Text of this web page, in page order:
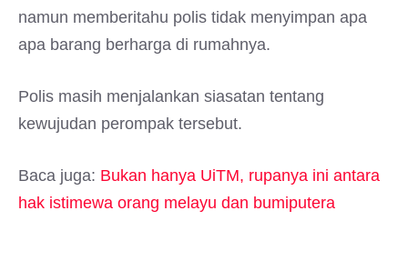
namun memberitahu polis tidak menyimpan apa
apa barang berharga di rumahnya.
Polis masih menjalankan siasatan tentang
kewujudan perompak tersebut.
Baca juga: Bukan hanya UiTM, rupanya ini antara
hak istimewa orang melayu dan bumiputera